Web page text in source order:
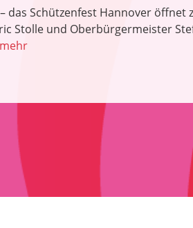
das Schützenfest Hannover öffnet
Stolle und Oberbürgermeister
mehr